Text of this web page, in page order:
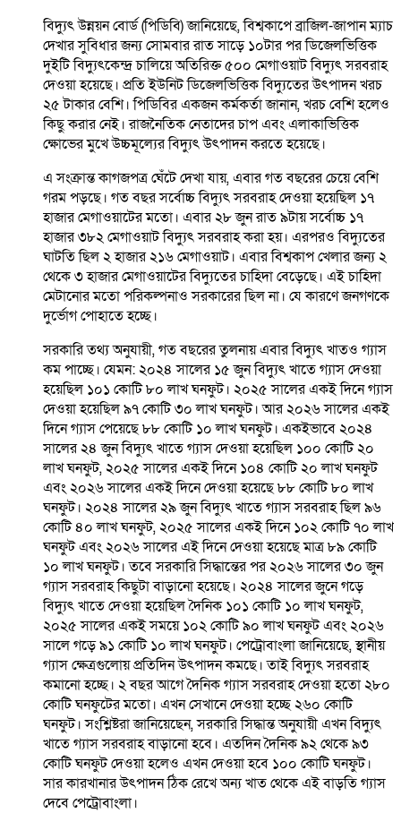
বিদ্যুৎ উন্নয়ন বোর্ড (পিডিবি) জানিয়েছে, বিশ্বকাপে ব্রাজিল-জাপান ম্যাচ
দেখার সুবিধার জন্য সোমবার রাত সাড়ে ১০টার পর ডিজেলভিত্তিক
দুইটি বিদ্যুৎকেন্দ্র চালিয়ে অতিরিক্ত ৫০০ মেগাওয়াট বিদ্যুৎ সরবরাহ
দেওয়া হয়েছে। প্রতি ইউনিট ডিজেলভিত্তিক বিদ্যুতের উৎপাদন খরচ
২৫ টাকার বেশি। পিডিবির একজন কর্মকর্তা জানান, খরচ বেশি হলেও
কিছু করার নেই। রাজনৈতিক নেতাদের চাপ এবং এলাকাভিত্তিক
ক্ষোভের মুখে উচ্চমূল্যের বিদ্যুৎ উৎপাদন করতে হয়েছে।
এ সংক্রান্ত কাগজপত্র ঘেঁটে দেখা যায়, এবার গত বছরের চেয়ে বেশি
গরম পড়ছে। গত বছর সর্বোচ্চ বিদ্যুৎ সরবরাহ দেওয়া হয়েছিল ১৭
হাজার মেগাওয়াটের মতো। এবার ২৮ জুন রাত ৯টায় সর্বোচ্চ ১৭
হাজার ৩৮২ মেগাওয়াট বিদ্যুৎ সরবরাহ করা হয়। এরপরও বিদ্যুতের
ঘাটতি ছিল ২ হাজার ২১৬ মেগাওয়াট। এবার বিশ্বকাপ খেলার জন্য ২
থেকে ৩ হাজার মেগাওয়াটের বিদ্যুতের চাহিদা বেড়েছে। এই চাহিদা
মেটানোর মতো পরিকল্পনাও সরকারের ছিল না। যে কারণে জনগণকে
দুর্ভোগ পোহাতে হচ্ছে।
সরকারি তথ্য অনুযায়ী, গত বছরের তুলনায় এবার বিদ্যুৎ খাতও গ্যাস
কম পাচ্ছে। যেমন: ২০২৪ সালের ১৫ জুন বিদ্যুৎ খাতে গ্যাস দেওয়া
হয়েছিল ১০১ কোটি ৮০ লাখ ঘনফুট। ২০২৫ সালের একই দিনে গ্যাস
দেওয়া হয়েছিল ৯৭ কোটি ৩০ লাখ ঘনফুট। আর ২০২৬ সালের একই
দিনে গ্যাস পেয়েছে ৮৮ কোটি ১০ লাখ ঘনফুট। একইভাবে ২০২৪
সালের ২৪ জুন বিদ্যুৎ খাতে গ্যাস দেওয়া হয়েছিল ১০০ কোটি ২০
লাখ ঘনফুট, ২০২৫ সালের একই দিনে ১০৪ কোটি ২০ লাখ ঘনফুট
এবং ২০২৬ সালের একই দিনে দেওয়া হয়েছে ৮৮ কোটি ৮০ লাখ
ঘনফুট। ২০২৪ সালের ২৯ জুন বিদ্যুৎ খাতে গ্যাস সরবরাহ ছিল ৯৬
কোটি ৪০ লাখ ঘনফুট, ২০২৫ সালের একই দিনে ১০২ কোটি ৭০ লাখ
ঘনফুট এবং ২০২৬ সালের এই দিনে দেওয়া হয়েছে মাত্র ৮৯ কোটি
১০ লাখ ঘনফুট। তবে সরকারি সিদ্ধান্তের পর ২০২৬ সালের ৩০ জুন
গ্যাস সরবরাহ কিছুটা বাড়ানো হয়েছে। ২০২৪ সালের জুনে গড়ে
বিদ্যুৎ খাতে দেওয়া হয়েছিল দৈনিক ১০১ কোটি ১০ লাখ ঘনফুট,
২০২৫ সালের একই সময়ে ১০২ কোটি ৯০ লাখ ঘনফুট এবং ২০২৬
সালে গড়ে ৯১ কোটি ১০ লাখ ঘনফুট। পেট্রোবাংলা জানিয়েছে, স্থানীয়
গ্যাস ক্ষেত্রগুলোয় প্রতিদিন উৎপাদন কমছে। তাই বিদ্যুৎ সরবরাহ
কমানো হচ্ছে। ২ বছর আগে দৈনিক গ্যাস সরবরাহ দেওয়া হতো ২৮০
কোটি ঘনফুটের মতো। এখন সেখানে দেওয়া হচ্ছে ২৬০ কোটি
ঘনফুট। সংশ্লিষ্টরা জানিয়েছেন, সরকারি সিদ্ধান্ত অনুযায়ী এখন বিদ্যুৎ
খাতে গ্যাস সরবরাহ বাড়ানো হবে। এতদিন দৈনিক ৯২ থেকে ৯৩
কোটি ঘনফুট দেওয়া হলেও এখন দেওয়া হবে ১০০ কোটি ঘনফুট।
সার কারখানার উৎপাদন ঠিক রেখে অন্য খাত থেকে এই বাড়তি গ্যাস
দেবে পেট্রোবাংলা।